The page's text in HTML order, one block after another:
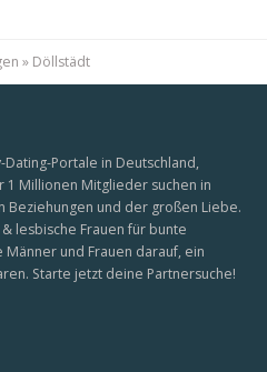
» Döllstädt
Portale in Deutschland,
1 Millionen Mitglieder suchen in
Beziehungen und der großen Liebe.
lesbische Frauen für bunte
und Frauen darauf, ein
Starte jetzt deine Partnersuche!